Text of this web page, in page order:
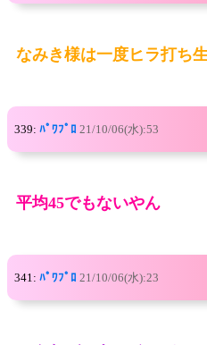
なみき様は一度ヒラ打ち
339: ﾊﾟﾜﾌﾟﾛ 21/10/06(水):53
平均45でもないやん
341: ﾊﾟﾜﾌﾟﾛ 21/10/06(水):23